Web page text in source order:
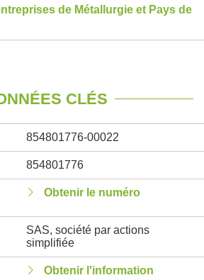
de Métallurgie et Pays de
CLÉS
854801776-00022
854801776
Obtenir le numéro
SAS, société par actions
simplifiée
Obtenir l'information